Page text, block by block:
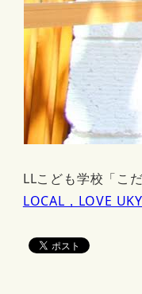
LLこども学校「こ
LOCAL，LOVE